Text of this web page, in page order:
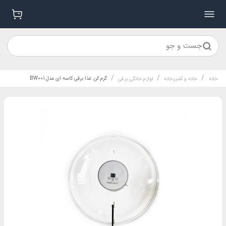
جست و جو
خانه / خانه و آشپزخانه / لوازم خانگی برقی / گرم کن غذا برقی کاسه ای مدل BW001